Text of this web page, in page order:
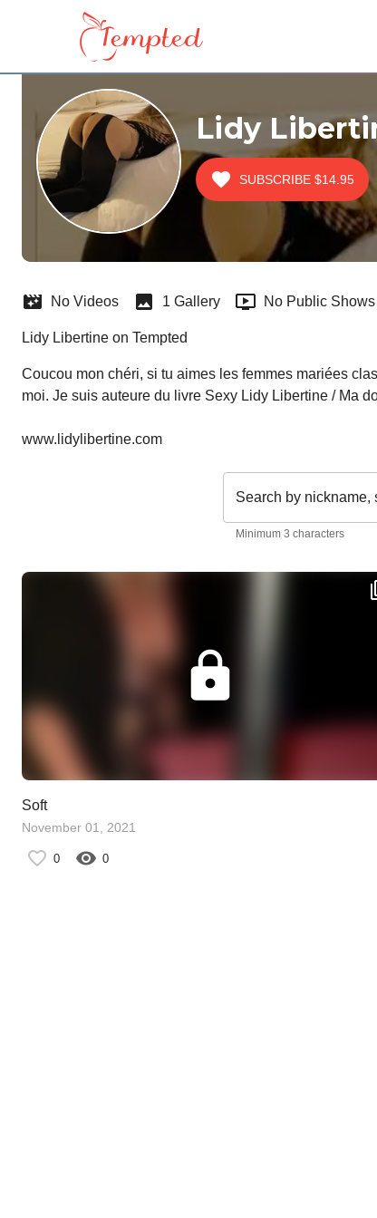
Lidy
SUBSCRIBE $14.95
No Videos 1 Gallery No Public Shows
Lidy Libertine on Tempted
Coucou mon chéri, si tu aimes les femmes mariées
moi. Je suis auteure du livre Sexy Lidy Libertine / Ma
www.lidylibertine.com
Search by
Minimum 3 characters
Soft
November 01, 2021
0 0